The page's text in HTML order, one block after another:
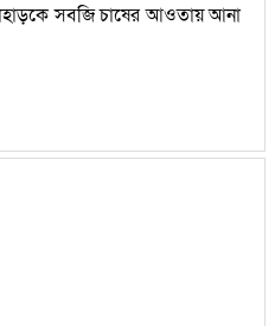
সবজি চাষের আওতায় আনা